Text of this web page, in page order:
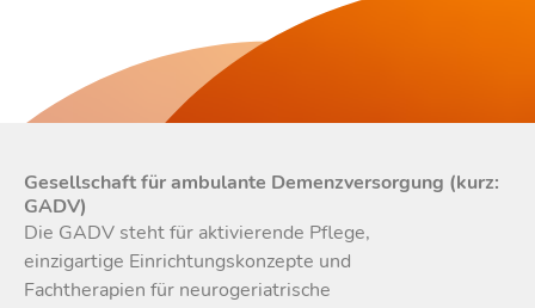
Gesellschaft für ambulante Demenzversorgung (kurz:
GADV)
Die GADV steht für aktivierende Pflege,
einzigartige Einrichtungskonzepte und
Fachtherapien für neurogeriatrische